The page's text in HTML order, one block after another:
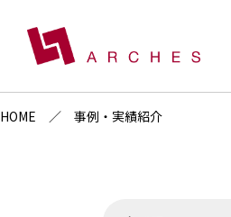
HOME 事例・実績紹介